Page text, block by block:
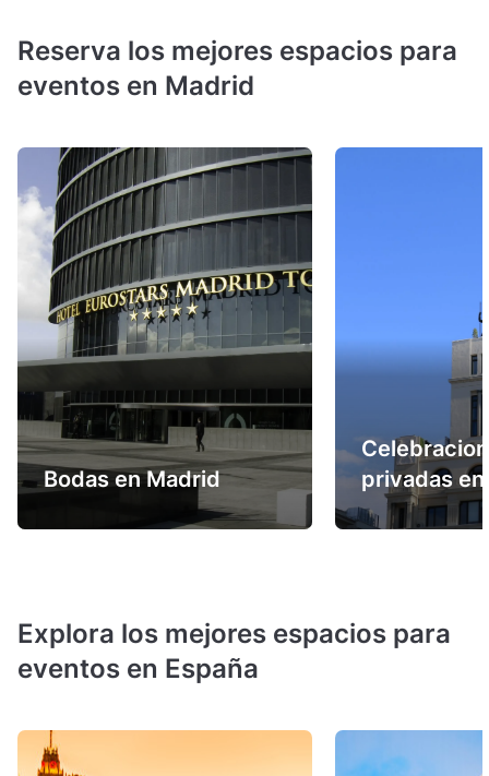
Reserva los mejores espacios para
eventos en Madrid
Bodas en Madrid
privadas
Explora los mejores espacios para
eventos en España